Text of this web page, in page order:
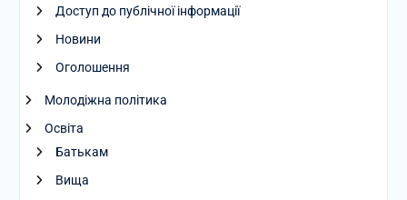
Доступ до публічної інформації
Новини
Оголошення
Молодіжна політика
Освіта
Батькам
Вища